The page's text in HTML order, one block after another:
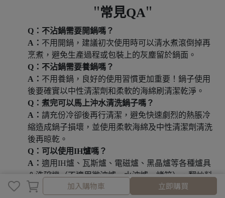
取消 完成
加入購物車 立即購買
常見QA
Q：不沾鍋需要開鍋嗎？
A： 不用開鍋，建議初次使用時可以清水煮滾倒掉再
烹煮，避免生產過程或包裝上的灰塵留於鍋面。
Q：不沾鍋需要養鍋嗎？
A： 不用養鍋，良好的使用習慣更加重要！鍋子使用
後要確實以中性清潔劑和柔軟的海綿刷清潔乾淨。
Q：煮完可以馬上沖水清洗鍋子嗎？
A： 請充份冷卻後再行清潔，避免快速劇烈的熱脹冷
縮造成鍋子損壞，並使用柔軟海綿及中性清潔劑清洗
後再晾乾。
Q：可以使用IH爐嗎？
A： 適用IH爐、瓦斯爐、電磁爐、黑晶爐等各種爐具
＆洗碗機（不適用微波爐、水波爐、烤箱），翻炒料
理通通一鍋搞定．